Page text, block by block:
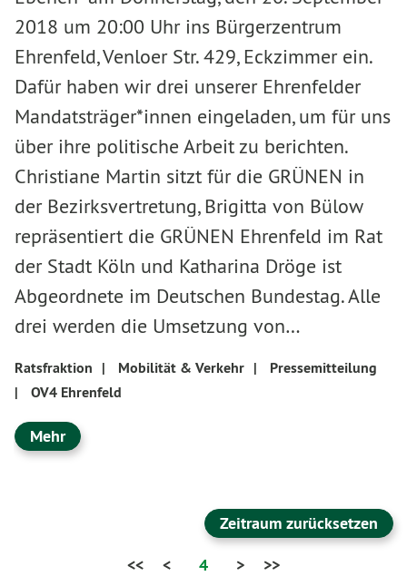
2018 um 20:00 Uhr ins Bürgerzentrum
Ehrenfeld, Venloer Str. 429, Eckzimmer ein.
Dafür haben wir drei unserer Ehrenfelder
Mandatsträger*innen eingeladen, um für uns
über ihre politische Arbeit zu berichten.
Christiane Martin sitzt für die GRÜNEN in
der Bezirksvertretung, Brigitta von Bülow
repräsentiert die GRÜNEN Ehrenfeld im Rat
der Stadt Köln und Katharina Dröge ist
Abgeordnete im Deutschen Bundestag. Alle
drei werden die Umsetzung von…
Ratsfraktion | Mobilität & Verkehr |
Pressemitteilung
|
OV4 Ehrenfeld
Mehr
Zeitraum zurücksetzen
<<
< 4 > >>